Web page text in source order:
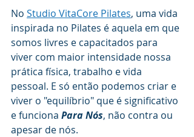
No Studio VitaCore Pilates, uma vida
inspirada no Pilates é aquela em que
somos livres e capacitados para
viver com maior intensidade nossa
prática física, trabalho e vida
pessoal. E só então podemos criar e
viver o "equilíbrio" que é significativo
e funciona Para Nós, não contra ou
apesar de nós.